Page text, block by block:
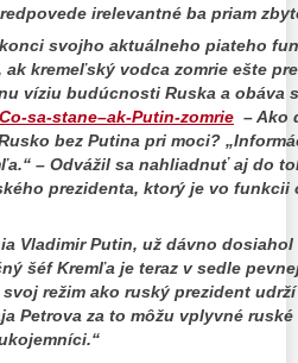
irelevantné ba priam
svojho aktuálneho piateho
kremeľský vodca zomrie ešte
víziu budúcnosti Ruska a obáva
Co-sa-stane–ak-Putin-zomrie – Ako
bez Putina pri moci?
– Odvážil sa nahliadnuť aj do
prezidenta, ktorý je vo funkcii
Vladimir Putin, už dávno
šéf Kremľa je teraz v sedle
režim ako ruský prezident
Petrova za to môžu vplyvné